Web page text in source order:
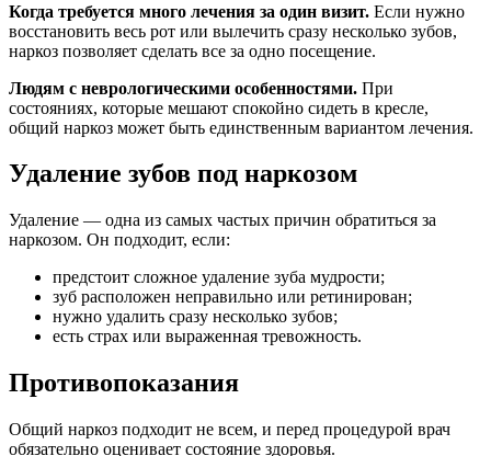
Когда требуется много лечения за один визит. Если нужно
восстановить весь рот или вылечить сразу несколько зубов,
наркоз позволяет сделать все за одно посещение.
Людям с неврологическими особенностями. При
состояниях, которые мешают спокойно сидеть в кресле,
общий наркоз может быть единственным вариантом лечения.
Удаление зубов под наркозом
Удаление — одна из самых частых причин обратиться за
наркозом. Он подходит, если:
предстоит сложное удаление зуба мудрости;
зуб расположен неправильно или ретинирован;
нужно удалить сразу несколько зубов;
есть страх или выраженная тревожность.
Противопоказания
Общий наркоз подходит не всем, и перед процедурой врач
обязательно оценивает состояние здоровья.